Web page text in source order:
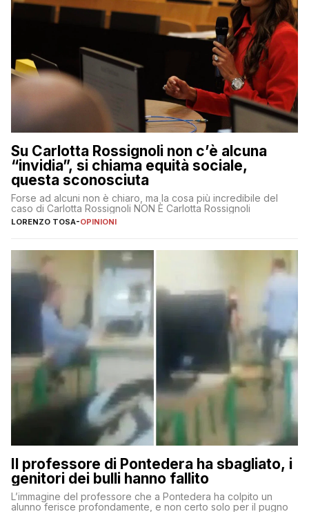
Su Carlotta Rossignoli non c’è alcuna
“invidia”, si chiama equità sociale,
questa sconosciuta
Forse ad alcuni non è chiaro, ma la cosa più incredibile del
caso di Carlotta Rossignoli NON È Carlotta Rossignoli
LORENZO TOSA-OPINIONI
Il professore di Pontedera ha sbagliato, i
genitori dei bulli hanno fallito
L’immagine del professore che a Pontedera ha colpito un
alunno ferisce profondamente, e non certo solo per il pugno